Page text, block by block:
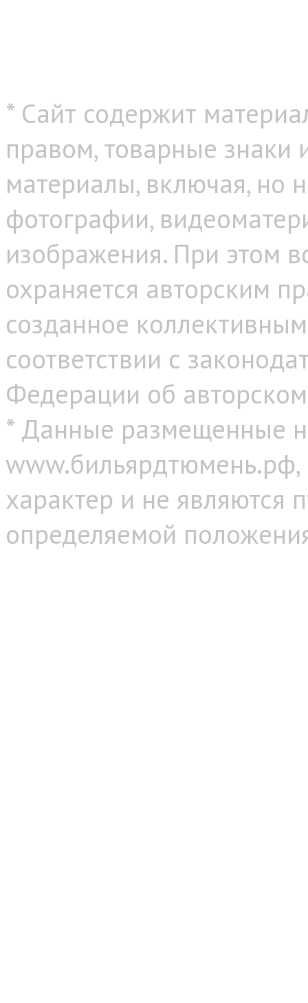
* Сайт содержит
правом, товарные
материалы, включая, но
фотографии,
изображения. При этом
охраняется авторским
созданное
соответствии с
Федерации об
* Данные размещенные
характер и не являются
определяемой